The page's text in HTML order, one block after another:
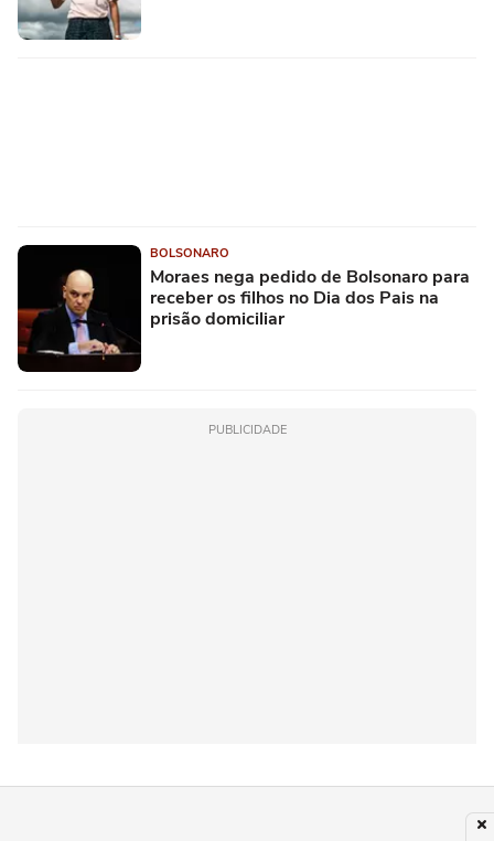
BOLSONARO
Moraes nega pedido de Bolsonaro para
receber os filhos no Dia dos Pais na
prisão domiciliar
PUBLICIDADE